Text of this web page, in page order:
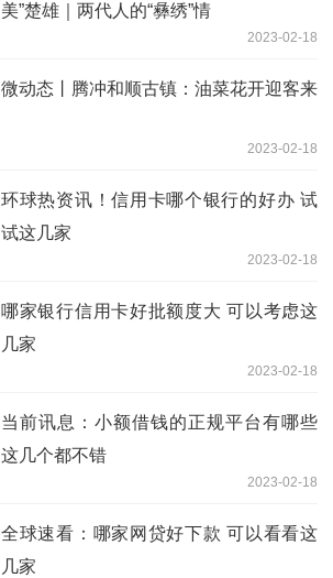
美”楚雄｜两代人的“彝绣”情
2023-02-18
微动态丨腾冲和顺古镇：油菜花开迎客来
2023-02-18
环球热资讯！信用卡哪个银行的好办 试
试这几家
2023-02-18
哪家银行信用卡好批额度大 可以考虑这
几家
2023-02-18
当前讯息：小额借钱的正规平台有哪些
这几个都不错
2023-02-18
全球速看：哪家网贷好下款 可以看看这
几家